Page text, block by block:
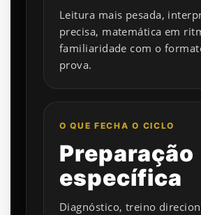
Leitura mais pesada,
precisa, matemática em
familiaridade com o
prova.
O QUE FECHA O CICLO
Preparação
específica
Diagnóstico, treino